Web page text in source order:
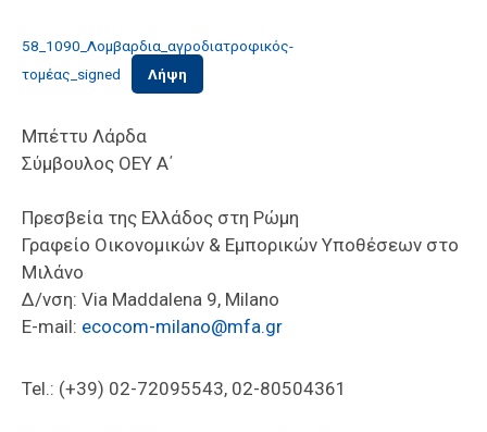
58_1090_Λομβαρδια_αγροδιατροφικός-
τομέας_signed
Λήψη
Μπέττυ Λάρδα
Σύμβουλος ΟΕΥ Α΄
Πρεσβεία της Ελλάδος στη Ρώμη
Γραφείο Οικονομικών & Εμπορικών Υποθέσεων στο
Μιλάνο
Δ/νση: Via Maddalena 9, Milano
E-mail: ecocom-milano@mfa.gr
Tel.: (+39) 02-72095543, 02-80504361